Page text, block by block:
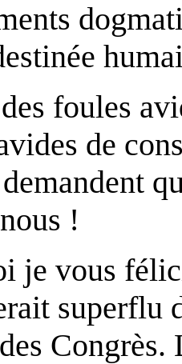
foules
de
!
je vous
superflu
Congrès.